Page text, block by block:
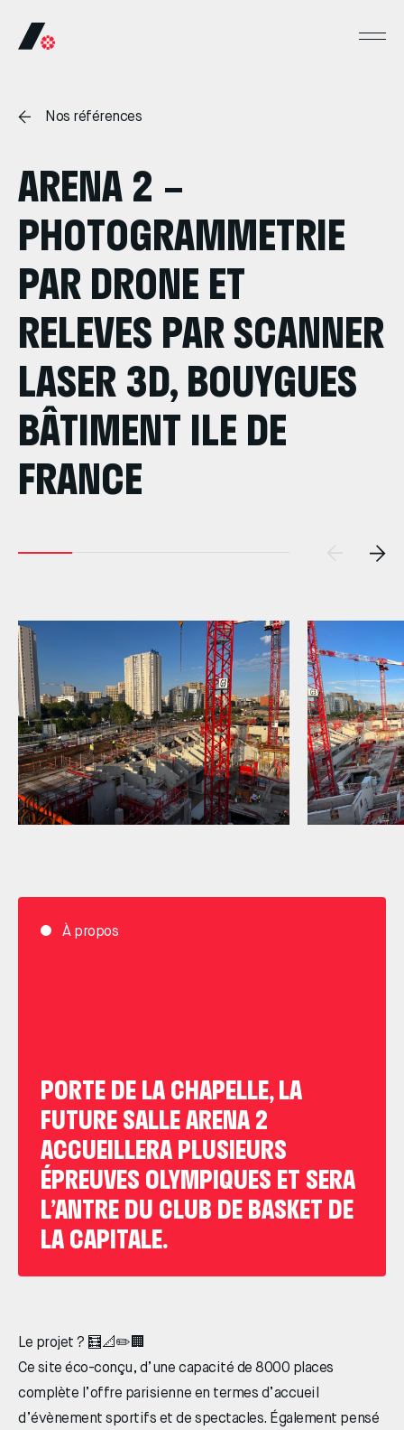
Nos références
ARENA 2 –
PHOTOGRAMMETRIE
PAR DRONE ET
RELEVES PAR SCANNER
LASER 3D, BOUYGUES
BÂTIMENT ILE DE
FRANCE
À propos
PORTE DE LA CHAPELLE, LA
FUTURE SALLE ARENA 2
ACCUEILLERA PLUSIEURS
ÉPREUVES OLYMPIQUES ET SERA
L’ANTRE DU CLUB DE BASKET DE
LA CAPITALE.
Le projet ? 🧮📐✏️🏢
Ce site éco-conçu, d’une capacité de 8000 places
complète l’offre parisienne en termes d’accueil
d’évènement sportifs et de spectacles. Également pensé